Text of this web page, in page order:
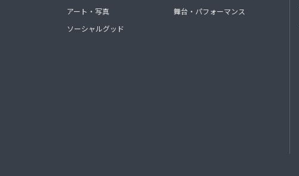
アート・写真
ソーシャルグッド
舞台・パフォーマンス